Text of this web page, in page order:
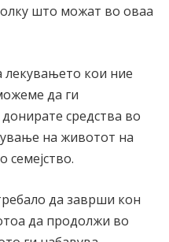
што можат во оваа
лекувањето кои ние
да ги
средства во
на животот на
семејство.
да заврши кон
да продолжи во